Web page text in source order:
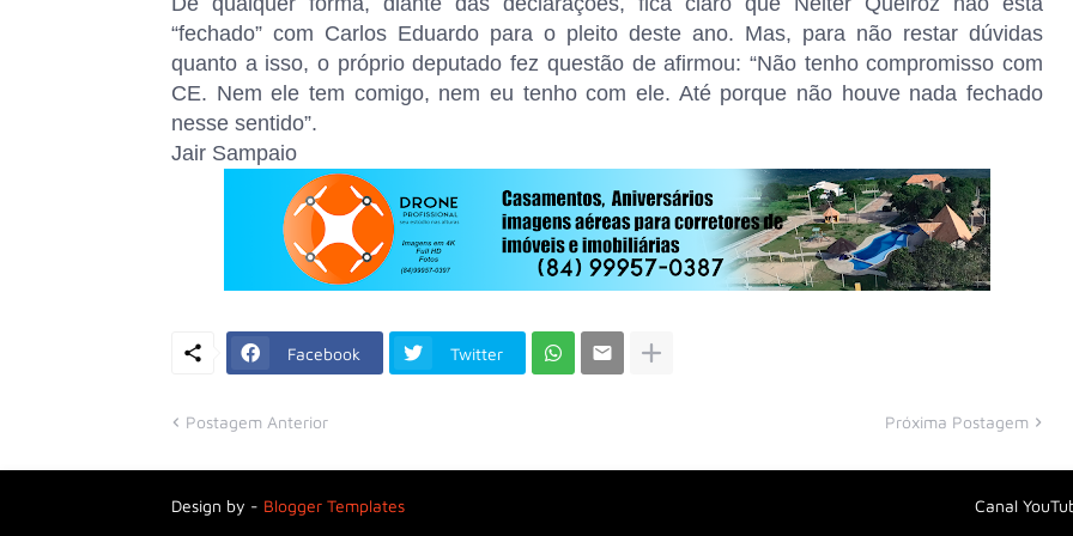
“fechado” com Carlos Eduardo para o pleito deste ano. Mas, para não restar dúvidas
quanto a isso, o próprio deputado fez questão de afirmou: “Não tenho compromisso com
CE. Nem ele tem comigo, nem eu tenho com ele. Até porque não houve nada fechado
nesse sentido”.
Jair Sampaio
Facebook Twitter
Postagem Anterior Próxima Postagem
Design by - Blogger Templates Canal